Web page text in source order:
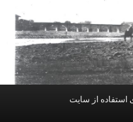
استفاده از سایت